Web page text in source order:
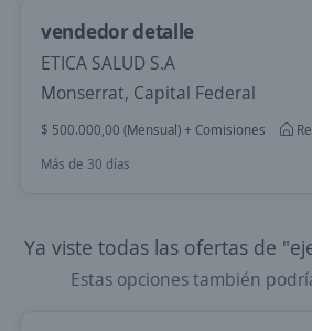
vendedor detalle
ETICA SALUD S.A
Monserrat, Capital Federal
$ 500.000,00 (Mensual) + Comisiones
Más de 30 días
Ya viste todas las ofertas de
Estas opciones también